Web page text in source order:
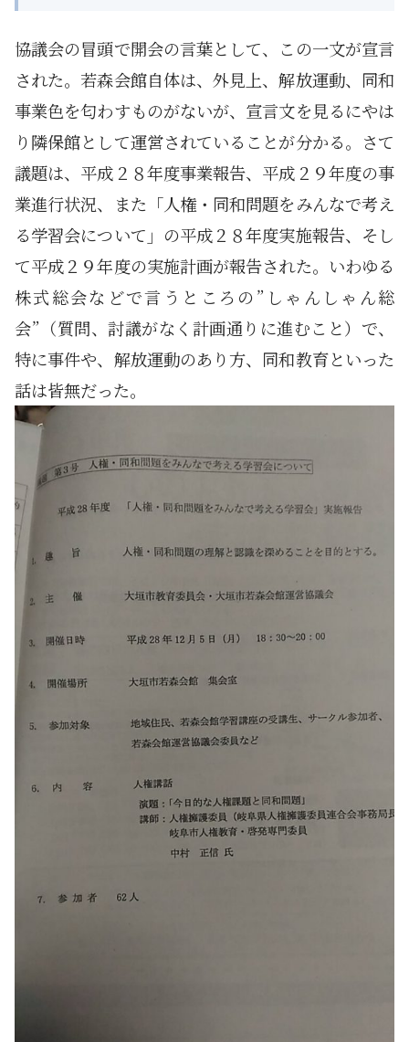
協議会の冒頭で開会の言葉として、この一文が宣言
された。若森会館自体は、外見上、解放運動、同和
事業色を匂わすものがないが、宣言文を見るにやは
り隣保館として運営されていることが分かる。さて
議題は、平成２８年度事業報告、平成２９年度の事
業進行状況、また「人権・同和問題をみんなで考え
る学習会について」の平成２８年度実施報告、そし
て平成２９年度の実施計画が報告された。いわゆる
株式総会などで言うところの”しゃんしゃん総
会”（質問、討議がなく計画通りに進むこと）で、
特に事件や、解放運動のあり方、同和教育といった
話は皆無だった。